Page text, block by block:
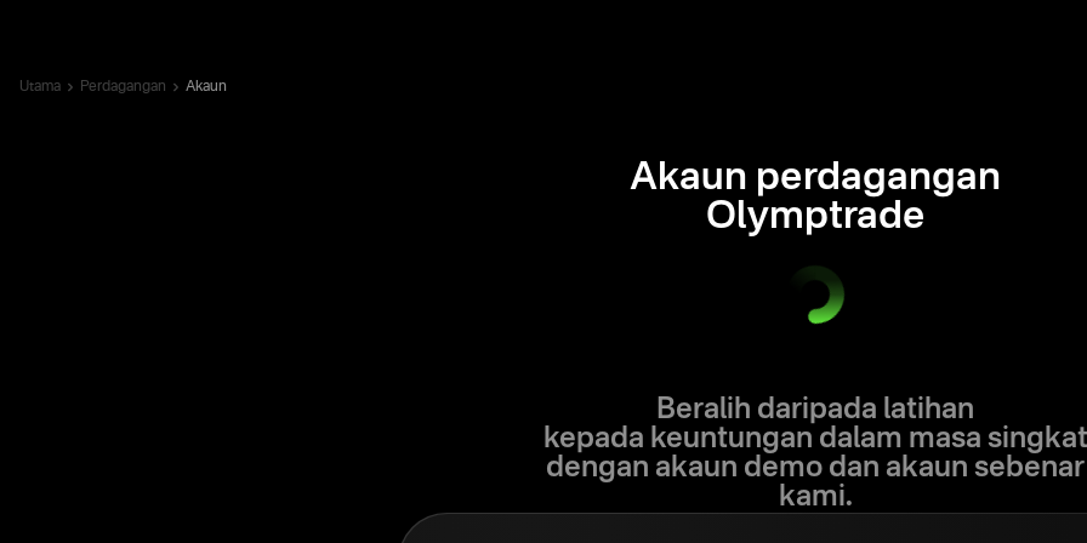
Utama Perdagangan Akaun
Akaun perdagangan
Olymptrade
Beralih daripada latihan
kepada keuntungan dalam masa singkat
dengan akaun demo dan akaun sebenar
kami.